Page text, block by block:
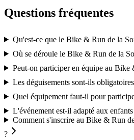
Questions fréquentes
Qu'est-ce que le Bike & Run de la
Où se déroule le Bike & Run de la
Peut-on participer en équipe au Bike
Les déguisements sont-ils
Quel équipement faut-il pour
L'événement est-il adapté aux enfants
Comment s'inscrire au Bike & Run
?